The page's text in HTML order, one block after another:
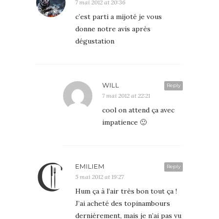
7 mai 2012 at 20:36
c’est parti a mijoté je vous
donne notre avis après
dégustation
Reply
WILL
7 mai 2012 at 22:21
cool on attend ça avec
impatience 🙂
Reply
EMILIEM
5 mai 2012 at 19:27
Hum ça à l’air très bon tout ça !
J’ai acheté des topinambours
dernièrement, mais je n’ai pas vu